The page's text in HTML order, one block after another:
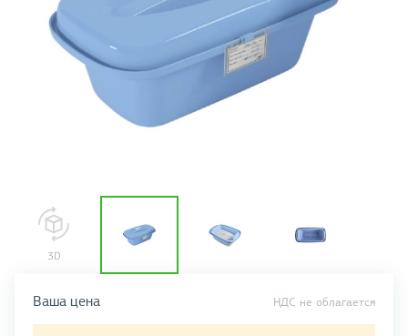
Ваша цена НДС не облагается